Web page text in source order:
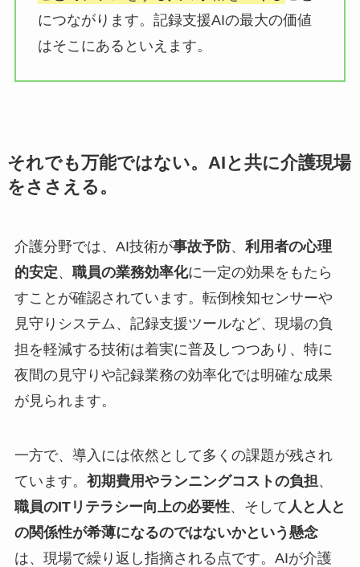
につながります。記録支援AIの最大の価値
はそこにあるといえます。
それでも万能ではない。AIと共に介護現場
をささえる。
介護分野では、AI技術が事故予防、 利用者の心理
的安定、 職員の業務効率化に一定の効果をもたら
すことが確認されています。転倒検知センサーや
見守りシステム、記録支援ツールなど、現場の負
担を軽減する技術は着実に普及しつつあり、特に
夜間の見守りや記録業務の効率化では明確な成果
が見られます。
一方で、導入には依然として多くの課題が残され
ています。 初期費用やランニングコストの負担、
職員のITリテラシー向上の必要性、そして 人と人と
の関係性が希薄になるのではないかという懸念
は、現場で繰り返し指摘される点です。AIが介護